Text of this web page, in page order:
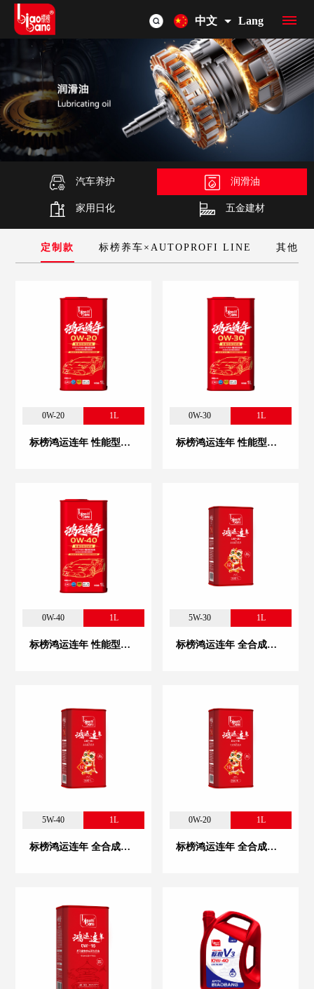
中文 Lang
介
绍
品
总
览
OEM/ODM
联
系
们
汽车养护 润滑油
家用日化 五金建材
定制款 标榜养车×AUTOPROFI LINE 其他
0W-20 1L
标榜鸿运连年 性能型发动机油（0W-20）
0W-30 1L
标榜鸿运连年 性能型发动机油（0W-30）
0W-40 1L
标榜鸿运连年 性能型发动机油（0W-40）
5W-30 1L
标榜鸿运连年 全合成汽机油 5W-30
5W-40 1L
标榜鸿运连年 全合成汽机油 5W-40
0W-20 1L
标榜鸿运连年 全合成汽机油 0W-20